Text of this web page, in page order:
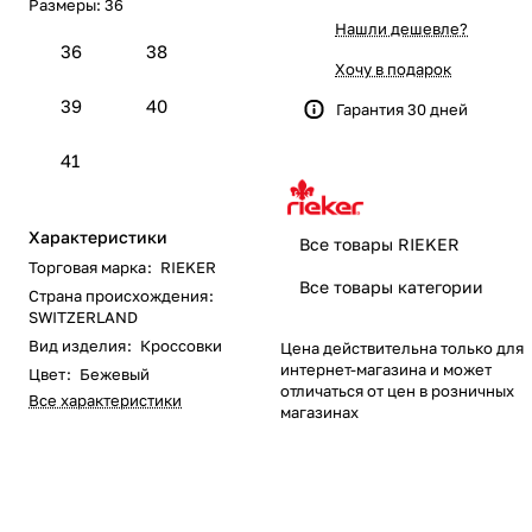
Размеры: 36
36 38
39 40
41
Характеристики
Торговая марка: RIEKER
Страна происхождения:
SWITZERLAND
Вид изделия: Кроссовки
Цвет: Бежевый
Все характеристики
Нашли дешевле?
Хочу в подарок
Гарантия 30 дней
Все товары RIEKER
Все товары категории
Цена действительна только для
интернет-магазина и может
отличаться от цен в розничных
магазинах